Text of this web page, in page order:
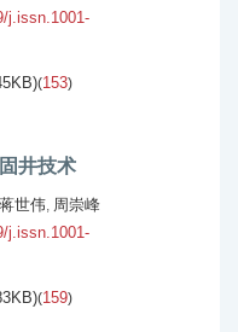
j.issn.1001-
(153)
井技术
蒋世伟, 周崇峰
j.issn.1001-
(159)